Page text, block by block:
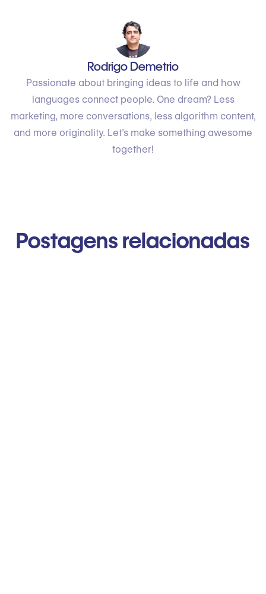
Rodrigo Demetrio
Passionate about bringing ideas to life and how
languages connect people. One dream? Less
marketing, more conversations, less algorithm content,
and more originality. Let’s make something awesome
together!
Postagens relacionadas